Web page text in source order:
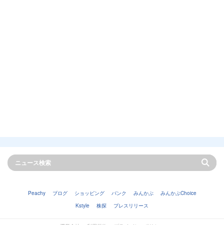
Peachy ブログ ショッピング バンク みんかぶ
みんかぶChoice
Kstyle
株探 プレスリリース